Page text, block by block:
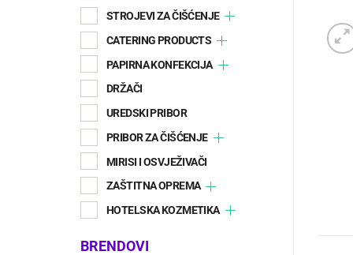
STROJEVI ZA ČIŠĆENJE
CATERING PRODUCTS
PAPIRNA KONFEKCIJA
DRŽAČI
UREDSKI PRIBOR
PRIBOR ZA ČIŠĆENJE
MIRISI I OSVJEŽIVAČI
ZAŠTITNA OPREMA
HOTELSKA KOZMETIKA
BRENDOVI